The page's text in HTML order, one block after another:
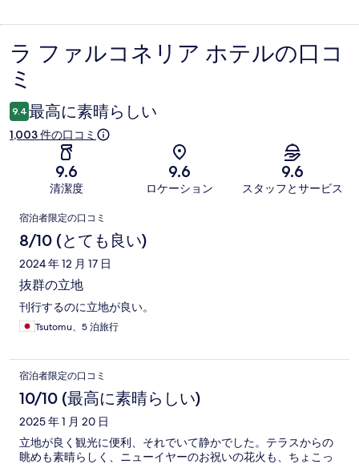
口
コ
ミ
ラ ファルコネリア ホテルの口コ
ミ
9.4 最高に素晴らしい
1,003 件の口コミ
9.6
清潔度
9.6
ロケーション
9.6
スタッフとサービス
口
コ
ミ
宿泊者限定の口コミ
8/10 (とても良い)
2024 年 12 月 17 日
抜群の立地
刊行するのに立地が良い。
Tsutomu、5 泊旅行
宿泊者限定の口コミ
10/10 (最高に素晴らしい)
2025 年 1 月 20 日
立地が良く観光に便利、それでいて静かでした。テラスからの
眺めも素晴らしく、ニューイヤーのお祝いの花火も、ちょこっ